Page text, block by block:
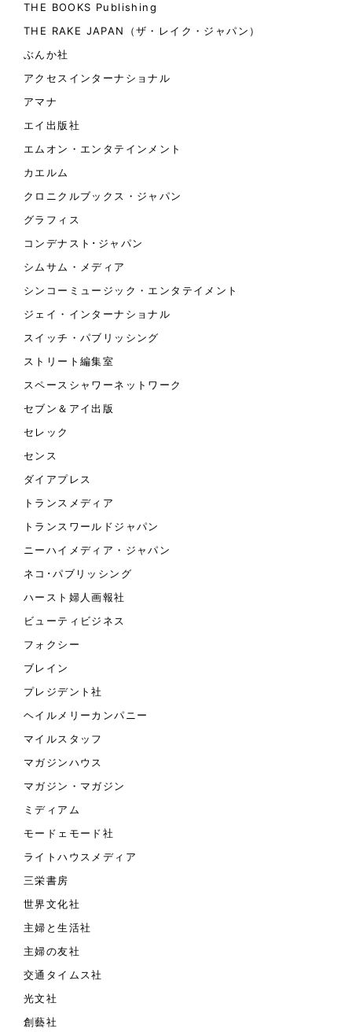
THE BOOKS Publishing
THE RAKE JAPAN（ザ・レイク・ジャパン）
ぶんか社
アクセスインターナショナル
アマナ
エイ出版社
エムオン・エンタテインメント
カエルム
クロニクルブックス・ジャパン
グラフィス
コンデナスト･ジャパン
シムサム・メディア
シンコーミュージック・エンタテイメント
ジェイ・インターナショナル
スイッチ・パブリッシング
ストリート編集室
スペースシャワーネットワーク
セブン＆アイ出版
セレック
センス
ダイアプレス
トランスメディア
トランスワールドジャパン
ニーハイメディア・ジャパン
ネコ･パブリッシング
ハースト婦人画報社
ビューティビジネス
フォクシー
ブレイン
プレジデント社
ヘイルメリーカンパニー
マイルスタッフ
マガジンハウス
マガジン・マガジン
ミディアム
モードェモード社
ライトハウスメディア
三栄書房
世界文化社
主婦と生活社
主婦の友社
交通タイムス社
光文社
創藝社